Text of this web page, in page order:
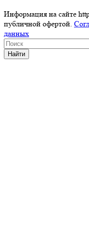
Информация на сайте
публичной офертой.
данных
Найти